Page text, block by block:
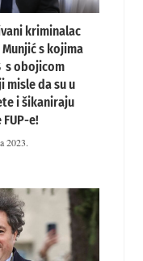
kriminalac
Munjić s kojima
s obojicom
misle da su u
i šikaniraju
e!
2023.